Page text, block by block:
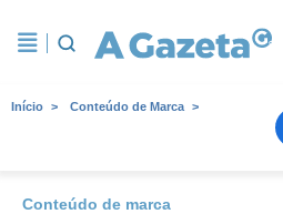
Início Conteúdo de Marca
Conteúdo de marca